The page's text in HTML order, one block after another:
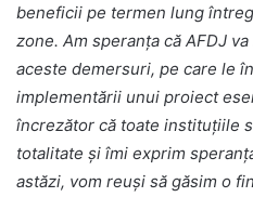
beneficii pe termen lung
zone. Am speranța că AFDJ
aceste demersuri, pe care le
implementării unui proiect
încrezător că toate instituțiile
totalitate și îmi exprim
astăzi, vom reuși să găsim o